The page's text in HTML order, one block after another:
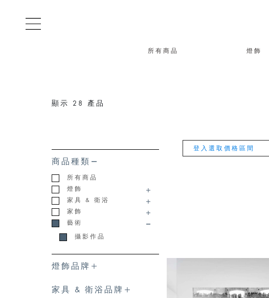
所有商品 燈飾
顯示 28 產品
商品種類
所有商品
燈飾
家具 & 衛浴
家飾
藝術
攝影作品
燈飾品牌
家具 & 衛浴品牌
登入選取價格區間